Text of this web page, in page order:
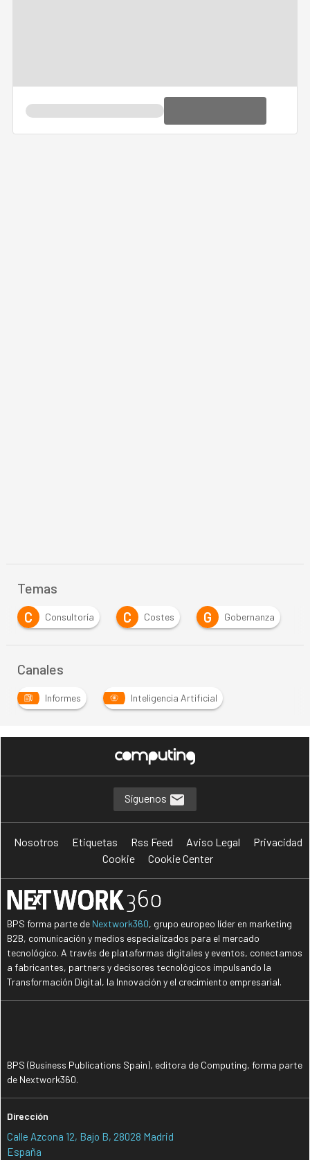
Temas
C
Costes Gobernanza G Gobierno
Canales
Informes Inteligencia Artificial
Síguenos
Nosotros Etiquetas Rss Feed Aviso Legal
Privacidad
Cookie
Cookie Center
BPS forma parte de Nextwork360, grupo europeo líder en marketing
B2B, comunicación y medios especializados para el mercado
tecnológico. A través de plataformas digitales y eventos, conectamos
a fabricantes, partners y decisores tecnológicos impulsando la
Transformación Digital, la Innovación y el crecimiento empresarial.
BPS (Business Publications Spain), editora de Computing, forma parte
de Nextwork360.
Dirección
Calle Azcona 12, Bajo B, 28028 Madrid
España